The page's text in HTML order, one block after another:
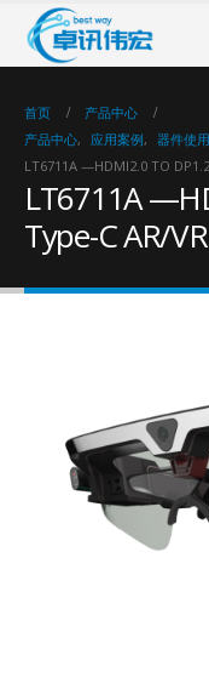
首页
产品中心
产品中心, 应用案例, 器件使用
LT6711A —HDMI2.0 TO
LT6711A
Type-C AR/VR